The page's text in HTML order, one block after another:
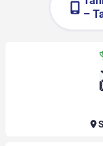
–